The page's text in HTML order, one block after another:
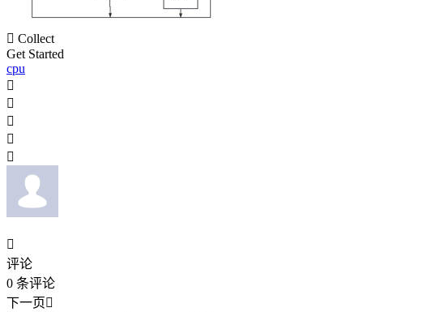
 Collect
Get Started
cpu






评论
0 条评论
下一页